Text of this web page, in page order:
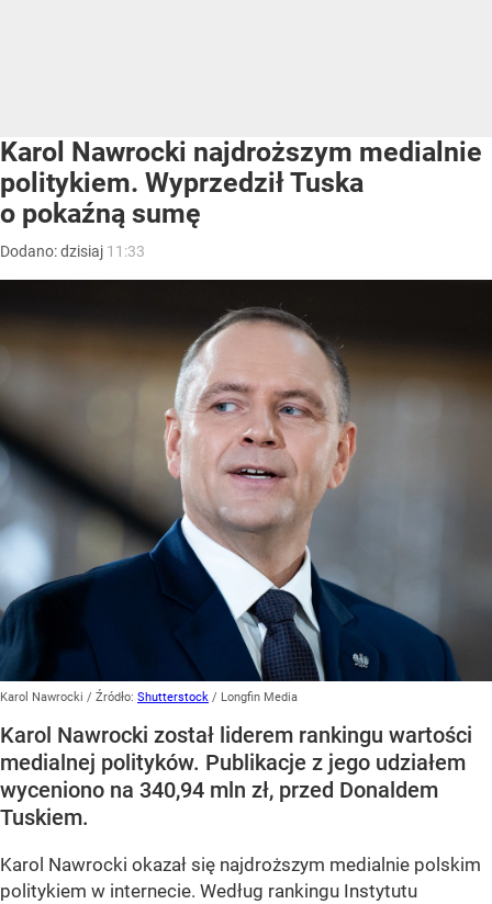
Karol Nawrocki najdroższym medialnie
politykiem. Wyprzedził Tuska
o pokaźną sumę
Dodano:dzisiaj 11:33
Karol Nawrocki / Źródło: Shutterstock / Longfin Media
Karol Nawrocki został liderem rankingu wartości
medialnej polityków. Publikacje z jego udziałem
wyceniono na 340,94 mln zł, przed Donaldem
Tuskiem.
Karol Nawrocki okazał się najdroższym medialnie polskim
politykiem w internecie. Według rankingu Instytutu